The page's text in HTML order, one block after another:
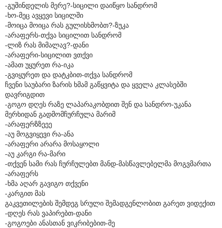
-გუშინდელის მერე?-სიცილი დაიწყო სანდრომ
-ხო-მეც ავყევი სიცილში
-მოიცა მოიცა რას გულისხმობთ?-ზუკა
-არაფერს-თქვა სიცილით სანდრომ
-ლიზ რას მიმალავ?-დანი
-არაფერი-სიცილით ვთქვი
-ამათ უყურეთ რა-იკა
-გვიყურეთ და დატკბით-თქვა სანდრომ
ჩვენი საუბარი ზარის ხმამ გაწყვიტა და ყველა კლასებში
დავრიგდით
-გოგო დღეს რაზე ლაპარაკობდით შენ და სანდრო-უკანა
მერხიდან გადმომჩურჩულა მარიმ
-არაფერზზეეე
-აუ მოგვიყევი რა-ანა
-არაფერი არარა მოსაყოლი
-აუ კარგი რა-მარი
-თქვენ სამი რას ჩურჩულებთ მანდ-მასწავლებელმა მოგვმართა
-არაფერს
-ხმა აღარ გავიგო თქვენი
-კარგით მას
გაკვეთილების შემდეგ სრული შემადგენლობით გარეთ ვიდექით
-დღეს რას ვაპირებთ-დანი
-გოგოები ანასთან ვიკრიბებით-მე